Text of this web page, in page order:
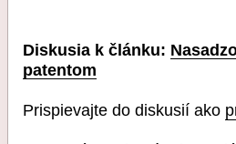
Diskusia k článku:
patentom
Prispievajte do diskusií ako